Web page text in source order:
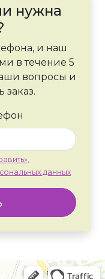
нужна
и наш
в течение 5
вопросы и
данных
мест